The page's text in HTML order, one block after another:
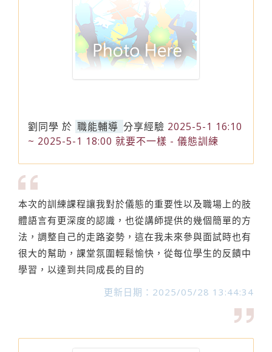
劉同學 於 職能輔導 分享經驗 2025-5-1 16:10
~ 2025-5-1 18:00 就要不一樣 - 儀態訓練
本次的訓練課程讓我對於儀態的重要性以及職場上的肢
體語言有更深度的認識，也從講師提供的幾個簡單的方
法，調整自己的走路姿勢，這在我未來參與面試時也有
很大的幫助，課堂氛圍輕鬆愉快，從每位學生的反饋中
學習，以達到共同成長的目的
更新日期：2025/05/28 13:44:34